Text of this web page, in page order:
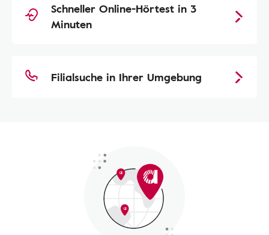
Schneller Online-Hörtest in 3
Minuten
Filialsuche in Ihrer Umgebung